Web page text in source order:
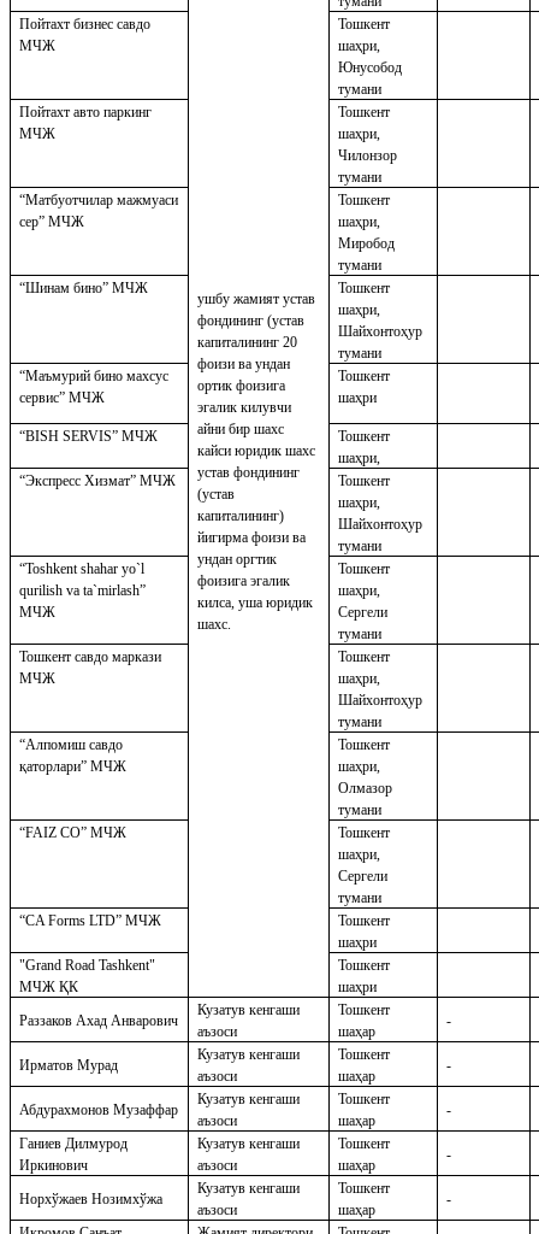
ушбу жамият устав
фондининг (устав
капиталининг 20
фоизи ва ундан
ортик фоизига
эгалик килувчи
айни бир шахс
кайси юридик шахс
устав фондининг
(устав
капиталининг)
йигирма фоизи ва
ундан оргтик
фоизига эгалик
килса, уша юридик
шахс.
Пойтахт бизнес савдо
МЧЖ
Тошкент
шаҳри,
Юнусобод
тумани
Пойтахт авто паркинг
МЧЖ
Тошкент
шаҳри,
Чилонзор
тумани
“Матбуотчилар мажмуаси
сер” МЧЖ
Тошкент
шаҳри,
Миробод
тумани
“Шинам бино” МЧЖ
Тошкент
шаҳри,
Шайхонтоҳур
тумани
“Маъмурий бино махсус
сервис” МЧЖ
Тошкент
шаҳри
“BISH SERVIS” МЧЖ
Тошкент
шаҳри,
“Экспресс Хизмат” МЧЖ
Тошкент
шаҳри,
Шайхонтоҳур
тумани
“Toshkent shahar yo`l
qurilish va ta`mirlash”
МЧЖ
Тошкент
шаҳри,
Сергели
тумани
Тошкент савдо маркази
МЧЖ
Тошкент
шаҳри,
Шайхонтоҳур
тумани
“Алпомиш савдо
қаторлари” МЧЖ
Тошкент
шаҳри,
Олмазор
тумани
“FAIZ CO” МЧЖ
Тошкент
шаҳри,
Сергели
тумани
“CA Forms LTD” МЧЖ
Тошкент
шаҳри
"Grand Road Tashkent"
МЧЖ ҚК
Тошкент
шаҳри
Раззаков Ахад Анварович
Кузатув кенгаши
аъзоси
Тошкент
шаҳар
-
Ирматов Мурад
Кузатув кенгаши
аъзоси
Тошкент
шаҳар
-
Абдурахмонов Музаффар
Кузатув кенгаши
аъзоси
Тошкент
шаҳар
-
Ганиев Дилмурод
Иркинович
Кузатув кенгаши
аъзоси
Тошкент
шаҳар
-
Норхўжаев Нозимхўжа
Кузатув кенгаши
аъзоси
Тошкент
шаҳар
-